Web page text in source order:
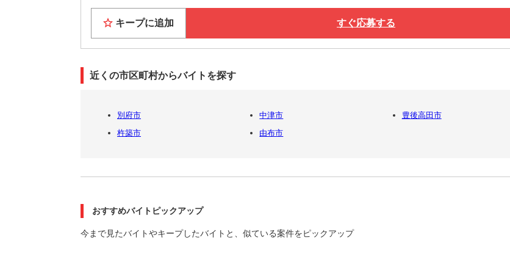
キープに追加 すぐ応募する
近くの市区町村からバイトを探す
別府市 中津市
豊後高田市
杵築市
由布市
おすすめバイトピックアップ
今まで見たバイトやキープしたバイトと、似ている案件をピックアップ